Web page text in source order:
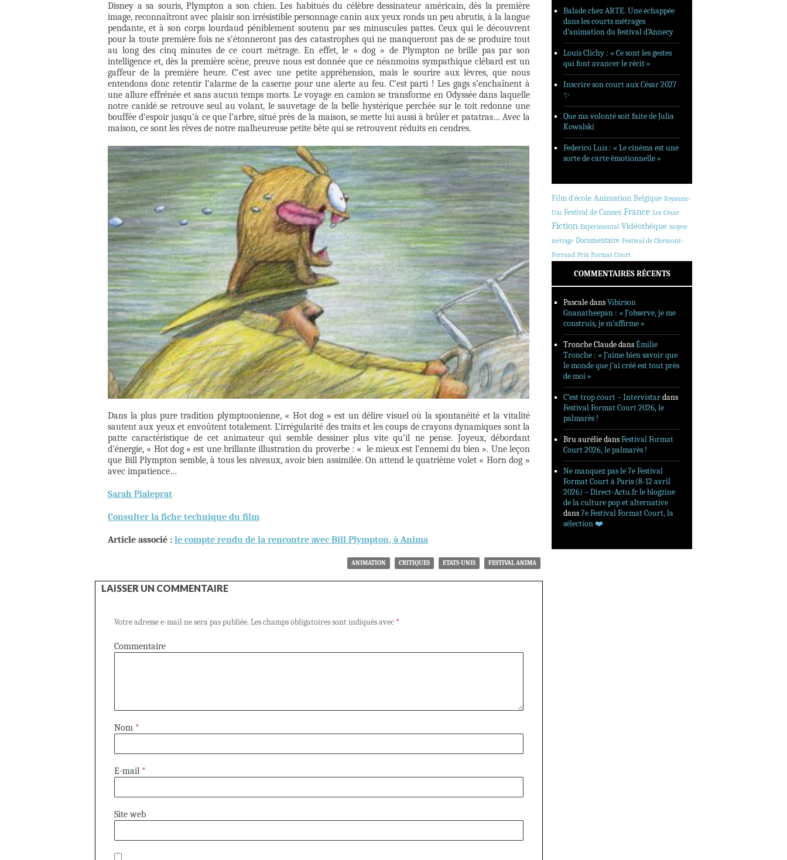
Disney a sa souris, Plympton a son chien. Les habitués du célèbre dessinateur américain, dès la première
image, reconnaîtront avec plaisir son irrésistible personnage canin aux yeux ronds un peu abrutis, à la langue
pendante, et à son corps lourdaud péniblement soutenu par ses minuscules pattes. Ceux qui le découvrent
pour la toute première fois ne s’étonneront pas des catastrophes qui ne manqueront pas de se produire tout
au long des cinq minutes de ce court métrage. En effet, le « dog » de Plympton ne brille pas par son
intelligence et, dès la première scène, preuve nous est donnée que ce néanmoins sympathique clébard est un
gaffeur de la première heure. C’est avec une petite appréhension, mais le sourire aux lèvres, que nous
entendons donc retentir l’alarme de la caserne pour une alerte au feu. C’est parti ! Les gags s’enchaînent à
une allure effrénée et sans aucun temps morts. Le voyage en camion se transforme en Odyssée dans laquelle
notre canidé se retrouve seul au volant, le sauvetage de la belle hystérique perchée sur le toit redonne une
bouffée d’espoir jusqu’à ce que l’arbre, situé près de la maison, se mette lui aussi à brûler et patatras… Avec la
maison, ce sont les rêves de notre malheureuse petite bête qui se retrouvent réduits en cendres.
Dans la plus pure tradition plymptoonienne, « Hot dog » est un délire visuel où la spontanéité et la vitalité
sautent aux yeux et envoûtent totalement. L’irrégularité des traits et les coups de crayons dynamiques sont la
patte caractéristique de cet animateur qui semble dessiner plus vite qu’il ne pense. Joyeux, débordant
d’énergie, « Hot dog » est une brillante illustration du proverbe : « le mieux est l’ennemi du bien ». Une leçon
que Bill Plympton semble, à tous les niveaux, avoir bien assimilée. On attend le quatrième volet « Horn dog »
avec impatience…
Sarah Pialeprat
Consulter la fiche technique du film
Article associé : le compte rendu de la rencontre avec Bill Plympton, à Anima
ANIMATION CRITIQUES ETATS-UNIS FESTIVAL ANIMA
LAISSER UN COMMENTAIRE
Votre adresse e-mail ne sera pas publiée. Les champs obligatoires sont indiqués avec *
Commentaire
Nom *
E-mail *
Site web
Balade chez ARTE. Une échappée
dans les courts métrages
d’animation du festival d’Annecy
Louis Clichy : « Ce sont les gestes
qui font avancer le récit »
Inscrire son court aux César 2027
✨
Que ma volonté soit faite de Julia
Kowalski
Federico Luis : « Le cinéma est une
sorte de carte émotionnelle »
Film d'école Animation Belgique Royaume-
Uni Festival de Cannes France Les César
Fiction Expérimental Vidéothèque moyen-
métrage Documentaire Festival de Clermont-
Ferrand Prix Format Court
COMMENTAIRES RÉCENTS
PascaledansVibirson
Gnanatheepan : « J’observe, je me
construis, je m’affirme »
Tronche ClaudedansÉmilie
Tronche : « J’aime bien savoir que
le monde que j’ai créé est tout près
de moi »
C’est trop court – Intervistardans
Festival Format Court 2026, le
palmarès !
Bru auréliedansFestival Format
Court 2026, le palmarès !
Ne manquez pas le 7e Festival
Format Court à Paris (8-12 avril
2026) – Direct-Actu.fr le blogzine
de la culture pop et alternative
dans7e Festival Format Court, la
sélection ❤️‍